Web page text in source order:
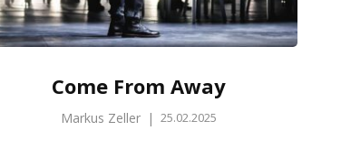
Come From Away
Markus Zeller | 25.02.2025